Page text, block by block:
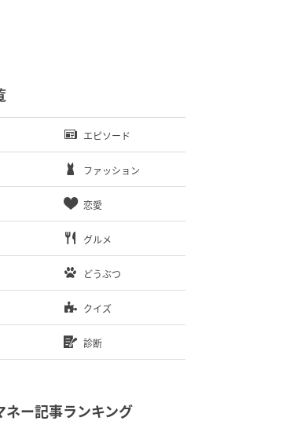
エピソード
ファッション
恋愛
グルメ
どうぶつ
クイズ
診断
ネー記事ランキング